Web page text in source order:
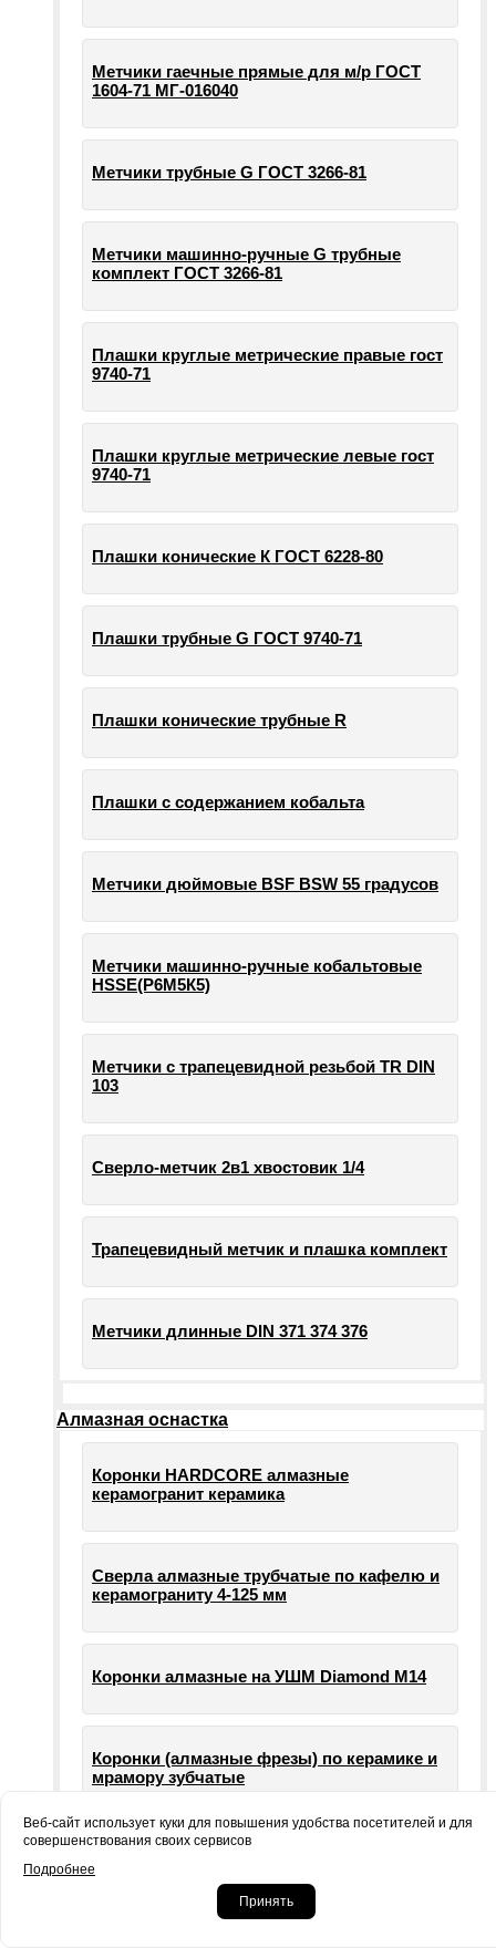
Метчики гаечные прямые для м/р ГОСТ
1604-71 МГ-016040
Метчики трубные G ГОСТ 3266-81
Метчики машинно-ручные G трубные
комплект ГОСТ 3266-81
Плашки круглые метрические правые гост
9740-71
Плашки круглые метрические левые гост
9740-71
Плашки конические К ГОСТ 6228-80
Плашки трубные G ГОСТ 9740-71
Плашки конические трубные R
Плашки с содержанием кобальта
Метчики дюймовые BSF BSW 55 градусов
Метчики машинно-ручные кобальтовые
HSSE(Р6М5К5)
Метчики с трапецевидной резьбой TR DIN
103
Сверло-метчик 2в1 хвостовик 1/4
Трапецевидный метчик и плашка комплект
Метчики длинные DIN 371 374 376
Алмазная оснастка
Коронки HARDCORE алмазные
керамогранит керамика
Сверла алмазные трубчатые по кафелю и
керамограниту 4-125 мм
Коронки алмазные на УШМ Diamond М14
Коронки (алмазные фрезы) по керамике и
мрамору зубчатые
машин УШМ болгарки
Веб-сайт использует куки для повышения удобства посетителей и для
совершенствования своих сервисов
Подробнее
Принять